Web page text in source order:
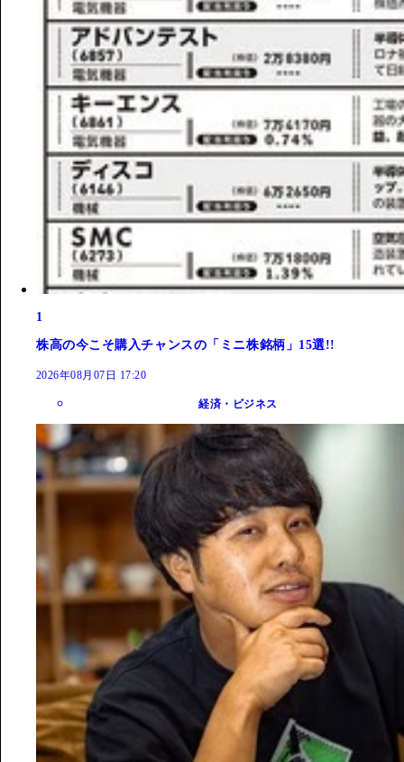
1
株高の今こそ購入チャンスの「ミニ株銘柄」15選!!
2026年08月07日 17:20
経済・ビジネス